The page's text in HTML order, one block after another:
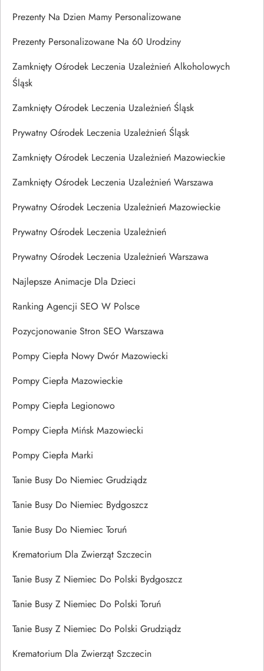
Prezenty Na Dzien Mamy Personalizowane
Prezenty Personalizowane Na 60 Urodziny
Zamknięty Ośrodek Leczenia Uzależnień Alkoholowych
Śląsk
Zamknięty Ośrodek Leczenia Uzależnień Śląsk
Prywatny Ośrodek Leczenia Uzależnień Śląsk
Zamknięty Ośrodek Leczenia Uzależnień Mazowieckie
Zamknięty Ośrodek Leczenia Uzależnień Warszawa
Prywatny Ośrodek Leczenia Uzależnień Mazowieckie
Prywatny Ośrodek Leczenia Uzależnień
Prywatny Ośrodek Leczenia Uzależnień Warszawa
Najlepsze Animacje Dla Dzieci
Ranking Agencji SEO W Polsce
Pozycjonowanie Stron SEO Warszawa
Pompy Ciepła Nowy Dwór Mazowiecki
Pompy Ciepła Mazowieckie
Pompy Ciepła Legionowo
Pompy Ciepła Mińsk Mazowiecki
Pompy Ciepła Marki
Tanie Busy Do Niemiec Grudziądz
Tanie Busy Do Niemiec Bydgoszcz
Tanie Busy Do Niemiec Toruń
Krematorium Dla Zwierząt Szczecin
Tanie Busy Z Niemiec Do Polski Bydgoszcz
Tanie Busy Z Niemiec Do Polski Toruń
Tanie Busy Z Niemiec Do Polski Grudziądz
Krematorium Dla Zwierząt Szczecin